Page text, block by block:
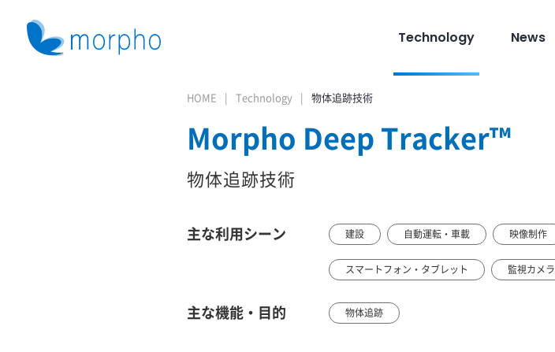
Technology News
HOME Technology 物体追跡技術
Morpho Deep Tracker™
物体追跡技術
主な利用シーン 建設 自動運転・車載 映像制作
スマートフォン・タブレット 監視カメラ
主な機能・目的 物体追跡